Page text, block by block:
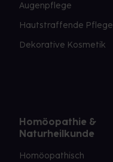
Augenpflege
Hautstraffende Pflege
Dekorative Kosmetik
Homöopathie &
Naturheilkunde
Homöopathisch